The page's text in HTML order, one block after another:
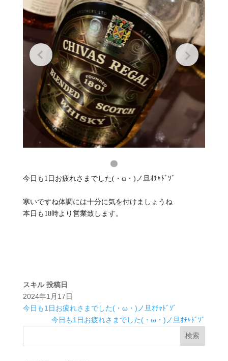
今日も1日お疲れさまでした(・ω・)ノ旦ｵﾁｬﾄﾞｿﾞ
寒いですね体調には十分に気を付けましょうね
本日も18時より営業致します。
スキル 投稿日
2024年1月17日
今日も1日お疲れさまでした(・ω・)ノ旦ｵﾁｬﾄﾞｿﾞ
今日も1日お疲れさまでした(・ω・)ノ旦ｵﾁｬﾄﾞｿﾞ
検索